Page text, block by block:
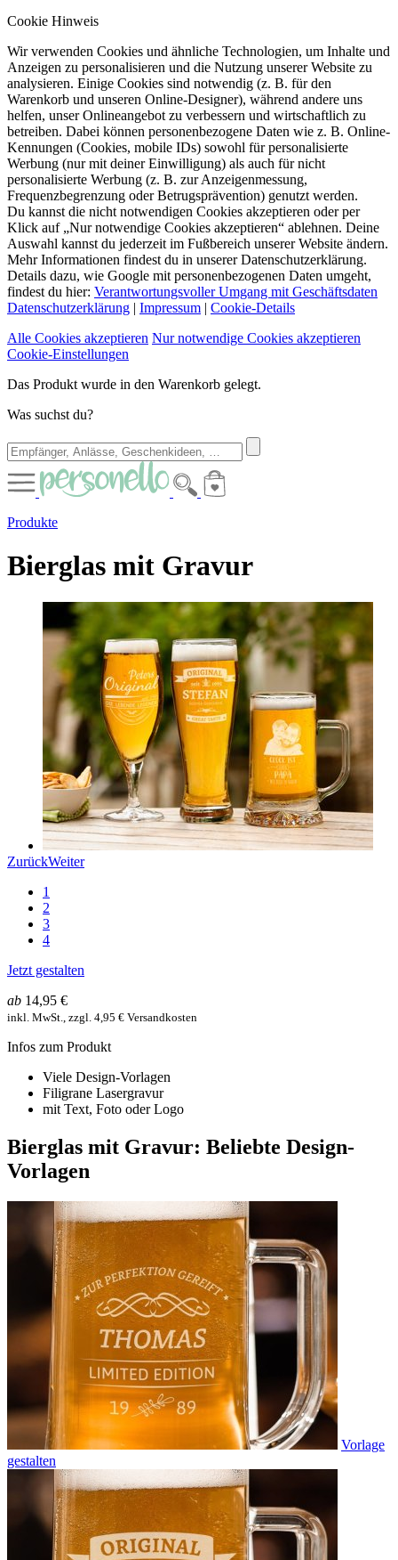
Cookie Hinweis
Wir verwenden Cookies und ähnliche Technologien, um Inhalte und
Anzeigen zu personalisieren und die Nutzung unserer Website zu
analysieren. Einige Cookies sind notwendig (z. B. für den
Warenkorb und unseren Online-Designer), während andere uns
helfen, unser Onlineangebot zu verbessern und wirtschaftlich zu
betreiben. Dabei können personenbezogene Daten wie z. B. Online-
Kennungen (Cookies, mobile IDs) sowohl für personalisierte
Werbung (nur mit deiner Einwilligung) als auch für nicht
personalisierte Werbung (z. B. zur Anzeigenmessung,
Frequenzbegrenzung oder Betrugsprävention) genutzt werden.
Du kannst die nicht notwendigen Cookies akzeptieren oder per
Klick auf „Nur notwendige Cookies akzeptieren“ ablehnen. Deine
Auswahl kannst du jederzeit im Fußbereich unserer Website ändern.
Mehr Informationen findest du in unserer Datenschutzerklärung.
Details dazu, wie Google mit personenbezogenen Daten umgeht,
findest du hier: Verantwortungsvoller Umgang mit Geschäftsdaten
Datenschutzerklärung | Impressum | Cookie-Details
Alle Cookies akzeptieren Nur notwendige Cookies akzeptieren
Cookie-Einstellungen
Das Produkt wurde in den Warenkorb gelegt.
Was suchst du?
Produkte
Bierglas mit Gravur
ZurückWeiter
1
2
3
4
Jetzt gestalten
ab 14,95 €
inkl. MwSt., zzgl. 4,95 € Versandkosten
Infos zum Produkt
Viele Design-Vorlagen
Filigrane Lasergravur
mit Text, Foto oder Logo
Bierglas mit Gravur: Beliebte Design-
Vorlagen
Vorlage
gestalten